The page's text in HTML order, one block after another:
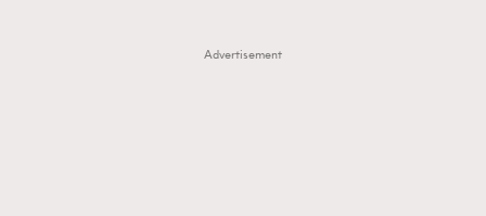
Advertisement